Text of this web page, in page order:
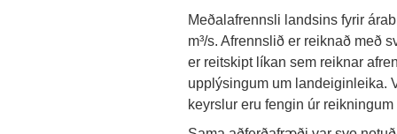
Meðalafrennsli landsins fyrir
m³/s. Afrennslið er reiknað með
er reitskipt líkan sem reiknar
upplýsingum um landeiginleika.
keyrslur eru fengin úr